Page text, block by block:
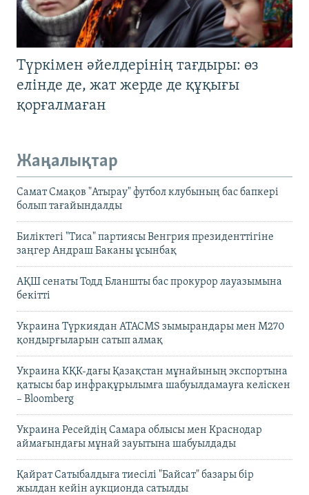
Түркімен әйелдерінің тағдыры: өз
елінде де, жат жерде де құқығы
қорғалмаған
Жаңалықтар
Самат Смақов "Атырау" футбол клубының бас бапкері
болып тағайындалды
Биліктегі "Тиса" партиясы Венгрия президенттігіне
заңгер Андраш Баканы ұсынбақ
АҚШ сенаты Тодд Бланшты бас прокурор лауазымына
бекітті
Украина Түркиядан ATACMS зымырандары мен M270
қондырғыларын сатып алмақ
Украина КҚК-дағы Қазақстан мұнайының экспортына
қатысы бар инфрақұрылымға шабуылдамауға келіскен
– Bloomberg
Украина Ресейдің Самара облысы мен Краснодар
аймағындағы мұнай зауытына шабуылдады
Қайрат Сатыбалдыға тиесілі "Байсат" базары бір
жылдан кейін аукционда сатылды